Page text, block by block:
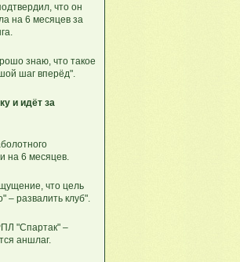
что он
на 6 месяцев за
знаю, что такое
шаг вперёд".
и идёт за
на 6 месяцев.
что цель
– развалить клуб".
"Спартак" –
аншлаг.